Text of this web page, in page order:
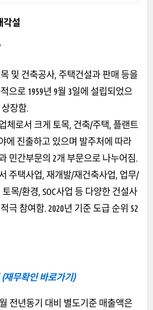
각설
및 건축공사, 주택건설과 판매 등을
으로 1959년 9월 3일에 설립되었으
상장함.
체로서 크게 토목, 건축/주택, 플랜트
에 진출하고 있으며 발주처에 따라
민간부문의 2개 부문으로 나누어짐.
주택사업, 재개발/재건축사업, 업무/
목/환경, SOC사업 등 다양한 건설사
극 참여함. 2020년 기준 도급 순위 52
(재무확인 바로가기)
월 전년동기 대비 별도기준 매출액은